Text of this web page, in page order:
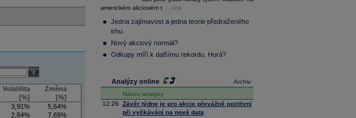
select
Volatilita
[%]
Změna
[%]
3,91%
5,64%
2,84%
7,69%
Composite
36 376,54 0,66
Tecdax
Performance
index
4 068,78
americkém akciovém t
...více
Jedna zajímavost a jedna teorie předraženého
trhu
Nový akciový normál?
Odkupy míří k dalšímu rekordu. Hurá?
Archiv
Analýzy online
Název analýzy
12:26
Závěr týdne je pro akcie převážně pozitivní
při vyčkávání na nová data